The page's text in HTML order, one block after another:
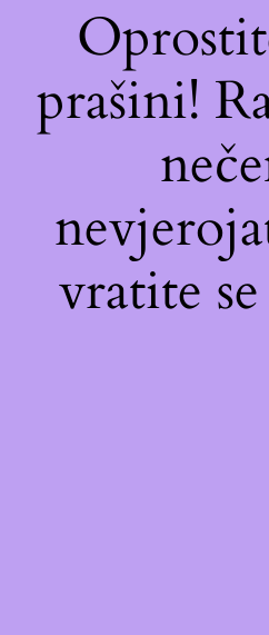
prašini!
vratite